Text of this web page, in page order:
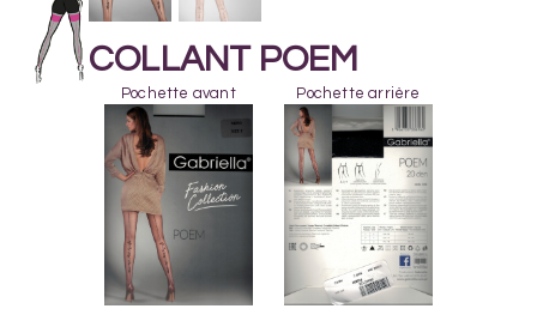
COLLANT POEM
Pochette avant Pochette arrière